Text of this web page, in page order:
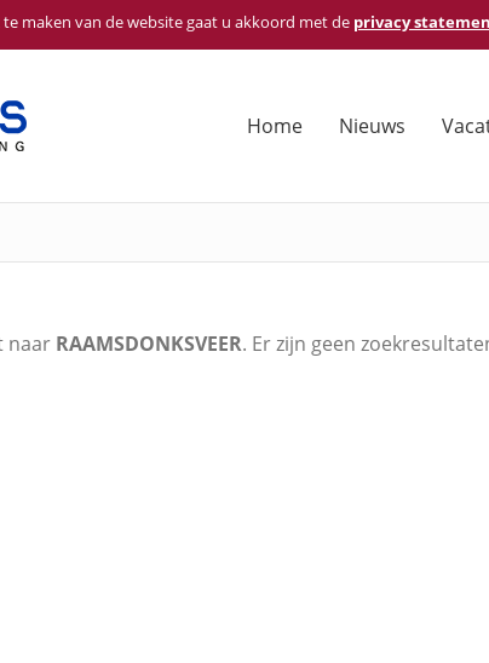
maken van de website gaat u akkoord met de privacy
Home Nieuws
naar RAAMSDONKSVEER. Er zijn geen